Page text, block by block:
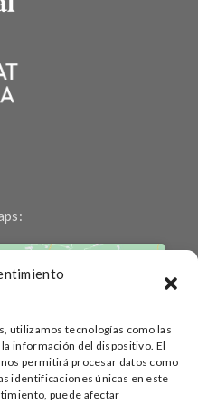
utilizamos tecnologías como las
información del dispositivo. El
permitirá procesar datos como
identificaciones únicas en este
puede afectar
de marketing
contenido